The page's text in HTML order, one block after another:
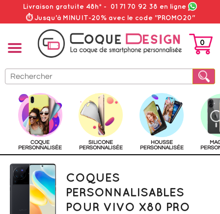
Livraison gratuite 48h* - 01 71 70 92 38 en ligne
⏱ Jusqu'à MINUIT-20% avec le code "PROMO20"
PANIER
0
COQUE
PERSONNALISÉE
SILICONE
PERSONNALISÉE
HOUSSE
PERSONNALISÉE
COQUES
PERSONNALISABLES
POUR VIVO X80 PRO